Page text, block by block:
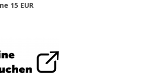
15 EUR